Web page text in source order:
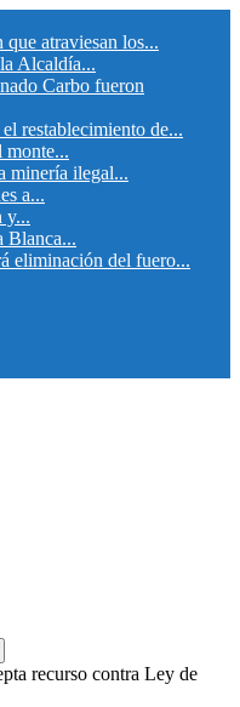
atraviesan los...
Alcaldía...
Carbo fueron
restablecimiento de...
monte...
minería ilegal...
a...
y...
Blanca...
eliminación del fuero...
recurso contra Ley de